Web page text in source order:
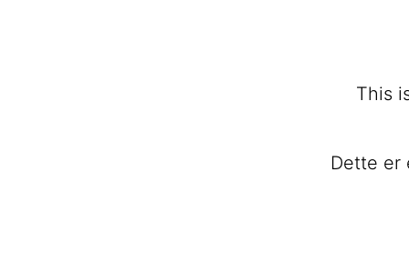
This
Dette er